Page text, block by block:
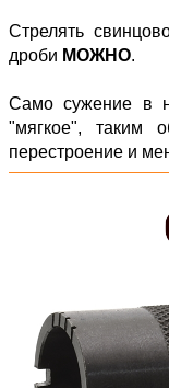
Стрелять
дроби МОЖНО.
Само сужение в
"мягкое", таким
перестроение и